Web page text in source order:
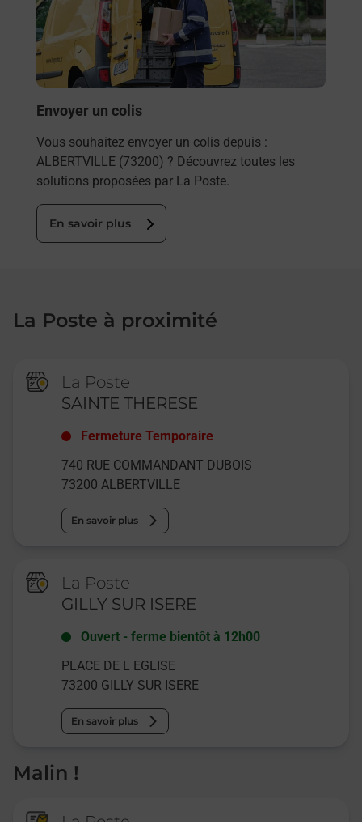
Envoyer un colis
Vous souhaitez envoyer un colis depuis :
ALBERTVILLE (73200) ? Découvrez toutes les
solutions proposées par La Poste.
En savoir plus
La Poste à proximité
La Poste
SAINTE THERESE
Fermeture Temporaire
740 RUE COMMANDANT DUBOIS
73200 ALBERTVILLE
En savoir plus
La Poste
GILLY SUR ISERE
Ouvert -ferme bientôt à 12h00
PLACE DE L EGLISE
73200 GILLY SUR ISERE
En savoir plus
Malin !
La Poste